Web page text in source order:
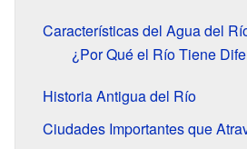
Características del Agua del
¿Por Qué el Río Tiene
Historia Antigua del Río
Ciudades Importantes que